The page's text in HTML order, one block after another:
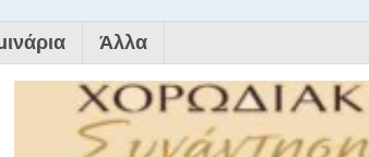
Άλλα